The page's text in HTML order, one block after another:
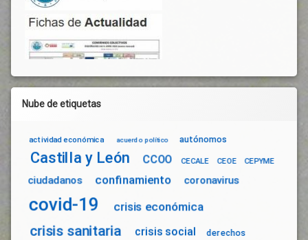
Nube de etiquetas
actividad económica acuerdo político autónomos
Castilla y León CCOO CECALE CEOE CEPYME
ciudadanos confinamiento coronavirus
covid-19 crisis económica
crisis sanitaria crisis social derechos